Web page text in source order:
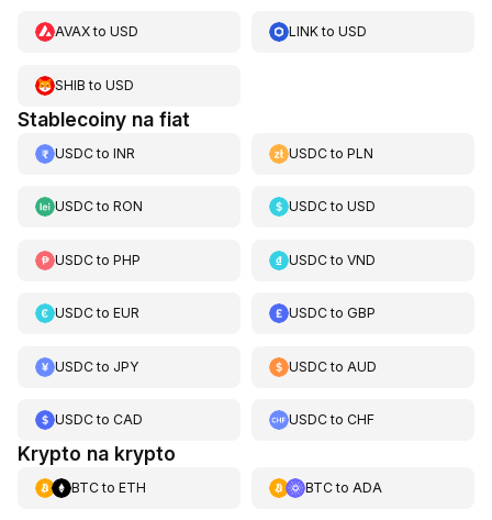
AVAXto USD LINKtoUSD
SHIB to USD
Stablecoiny na fiat
USDCto INR USDCtoPLN
USDCto RON USDCtoUSD
USDCto PHP USDCtoVND
USDCto EUR USDCtoGBP
USDCto JPY USDCto AUD
USDCto CAD USDCtoCHF
Krypto na krypto
BTCto ETH BTCto ADA